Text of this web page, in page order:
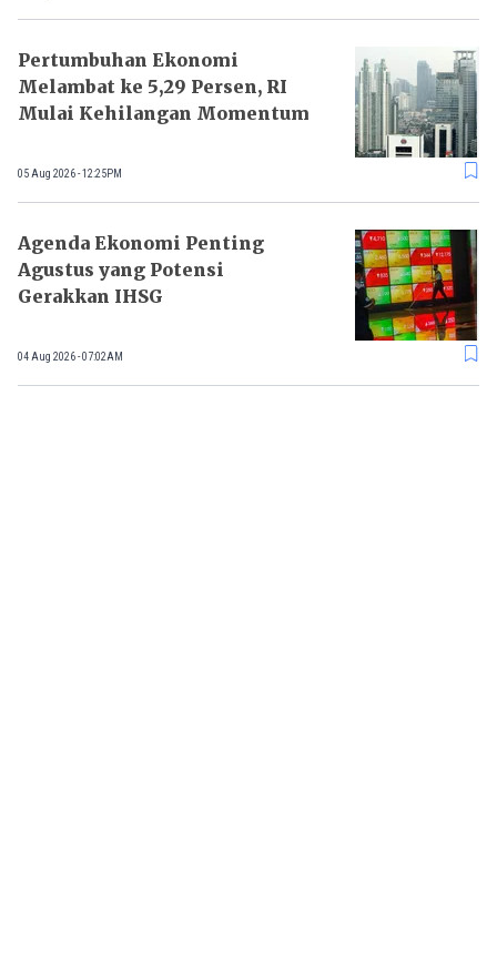
Pertumbuhan Ekonomi
Melambat ke 5,29 Persen, RI
Mulai Kehilangan Momentum
05 Aug 2026 - 12:25PM
Agenda Ekonomi Penting
Agustus yang Potensi
Gerakkan IHSG
04 Aug 2026 - 07:02AM